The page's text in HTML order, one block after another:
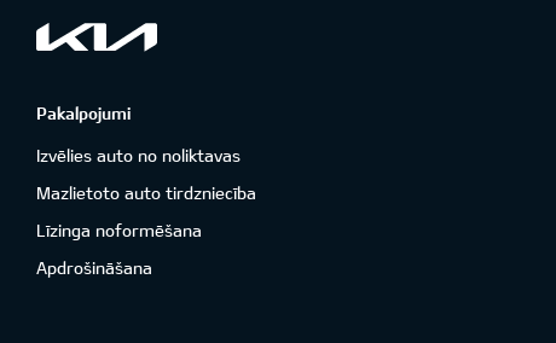
Pakalpojumi
Izvēlies auto no noliktavas
Mazlietoto auto tirdzniecība
Līzinga noformēšana
Apdrošināšana